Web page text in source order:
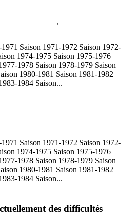
,
Saison 1971-1972 Saison 1972-
1974-1975 Saison 1975-1976
1978 Saison 1978-1979 Saison
1980-1981 Saison 1981-1982
1984 Saison...
Saison 1971-1972 Saison 1972-
1974-1975 Saison 1975-1976
1978 Saison 1978-1979 Saison
1980-1981 Saison 1981-1982
1984 Saison...
des difficultés